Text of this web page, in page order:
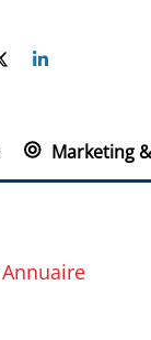
Twitter
Marketing